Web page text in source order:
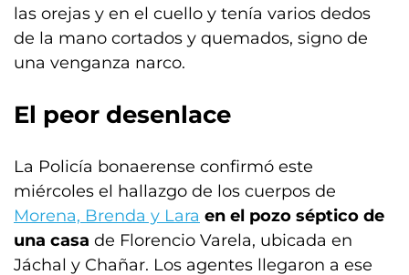
las orejas y en el cuello y tenía varios dedos
de la mano cortados y quemados, signo de
una venganza narco.
El peor desenlace
La Policía bonaerense confirmó este
miércoles el hallazgo de los cuerpos de
Morena, Brenda y Lara en el pozo séptico de
una casa de Florencio Varela, ubicada en
Jáchal y Chañar. Los agentes llegaron a ese